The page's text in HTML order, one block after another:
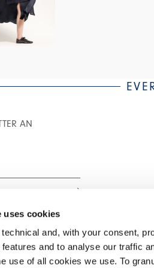
uses cookies
and, with your consent,
and to analyse our traffic
use of all cookies we use. To
AN
vollständig zu lesen.